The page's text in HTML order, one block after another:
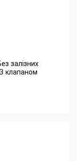
залізних
клапаном